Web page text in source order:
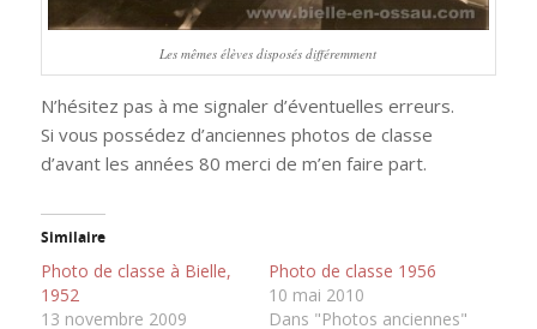
Les mêmes élèves disposés différemment
N’hésitez pas à me signaler d’éventuelles erreurs.
Si vous possédez d’anciennes photos de classe
d’avant les années 80 merci de m’en faire part.
Similaire
Photo de classe à Bielle,
1952
13 novembre 2009
Photo de classe 1956
10 mai 2010
Dans "Photos anciennes"